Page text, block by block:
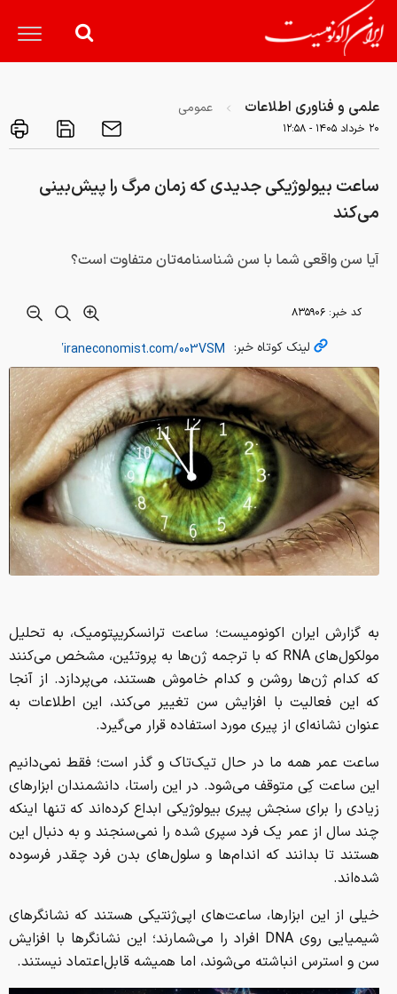
علمی و فناوری اطلاعات عمومی
۲۰ خرداد ۱۴۰۵ - ۱۲:۵۸
ساعت بیولوژیکی جدیدی که زمان مرگ را پیش‌بینی
می‌کند
آیا سن واقعی شما با سن شناسنامه‌تان متفاوت است؟
کد خبر: ۸۳۵۹۰۶
لینک کوتاه خبر:
به گزارش ایران اکونومیست؛ ساعت ترانسکریپتومیک، به تحلیل
مولکول‌های RNA که با ترجمه ژن‌ها به پروتئین، مشخص می‌کنند
که کدام ژن‌ها روشن و کدام خاموش هستند، می‌پردازد. از آنجا
که این فعالیت با افزایش سن تغییر می‌کند، این اطلاعات به
عنوان نشانه‌ای از پیری مورد استفاده قرار می‌گیرد.
ساعت عمر همه ما در حال تیک‌تاک و گذر است؛ فقط نمی‌دانیم
این ساعت کِی متوقف می‌شود. در این راستا، دانشمندان ابزارهای
زیادی را برای سنجش پیری بیولوژیکی ابداع کرده‌اند که تنها اینکه
چند سال از عمر یک فرد سپری شده را نمی‌سنجند و به دنبال این
هستند تا بدانند که اندام‌ها و سلول‌های بدن فرد چقدر فرسوده
شده‌اند.
خیلی از این ابزارها، ساعت‌های اپی‌ژنتیکی هستند که نشانگرهای
شیمیایی روی DNA افراد را می‌شمارند؛ این نشانگرها با افزایش
سن و استرس انباشته می‌شوند، اما همیشه قابل‌اعتماد نیستند.